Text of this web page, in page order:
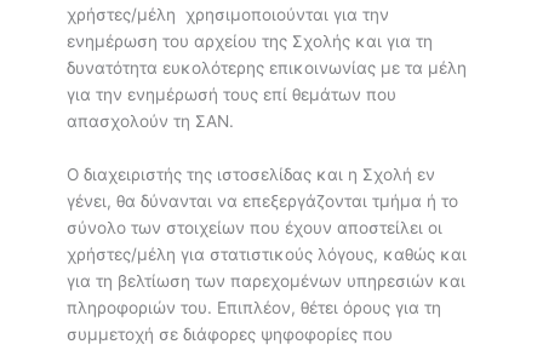
χρήστες/μέλη χρησιμοποιούνται για την
ενημέρωση του αρχείου της Σχολής και για τη
δυνατότητα ευκολότερης επικοινωνίας με τα μέλη
για την ενημέρωσή τους επί θεμάτων που
απασχολούν τη ΣΑΝ.
Ο διαχειριστής της ιστοσελίδας και η Σχολή εν
γένει, θα δύνανται να επεξεργάζονται τμήμα ή το
σύνολο των στοιχείων που έχουν αποστείλει οι
χρήστες/μέλη για στατιστικούς λόγους, καθώς και
για τη βελτίωση των παρεχομένων υπηρεσιών και
πληροφοριών του. Επιπλέον, θέτει όρους για τη
συμμετοχή σε διάφορες ψηφοφορίες που